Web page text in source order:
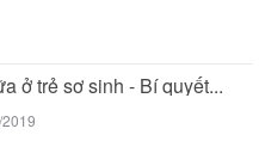
ở trẻ sơ sinh - Bí quyết...